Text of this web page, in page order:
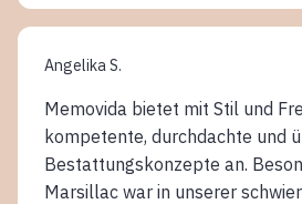
Angelika S.
Memovida bietet mit Stil und
kompetente, durchdachte und
Bestattungskonzepte an.
Marsillac war in unserer